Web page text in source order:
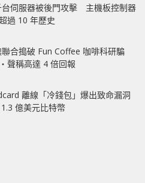
台伺服器被後門攻擊 主機板控制器
過 10 年歷史
合搗破 Fun Coffee 咖啡科研騙
稱高達 4 倍回報
離線「冷錢包」爆出致命漏洞
億美元比特幣